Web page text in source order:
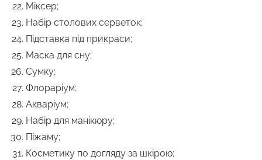
Міксер;
Набір столових серветок;
Підставка під прикраси;
Маска для сну;
Сумку;
Флораріум;
Акваріум;
Набір для манікюру;
Піжаму;
Косметику по догляду за шкірою;